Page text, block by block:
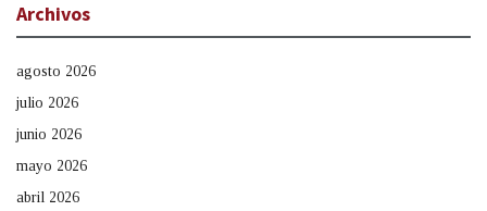
Archivos
agosto 2026
julio 2026
junio 2026
mayo 2026
abril 2026